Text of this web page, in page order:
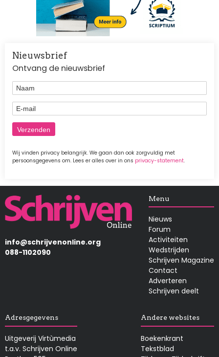
Nieuwsbrief
Ontvang de nieuwsbrief
Naam
E-mail
Wij vinden privacy belangrijk. We gaan dan ook zorgvuldig met
persoonsgegevens om. Lees er alles over in ons privacy-statement.
Afbeelding
info@schrijvenonline.org
088-1102090
Menu
Nieuws
Forum
Activiteiten
Wedstrijden
Schrijven Magazine
Contact
Adverteren
Schrijven deelt
Adresgegevens
Uitgeverij Virtùmedia
t.a.v. Schrijven Online
Andere websites
Boekenkrant
Tekstblad